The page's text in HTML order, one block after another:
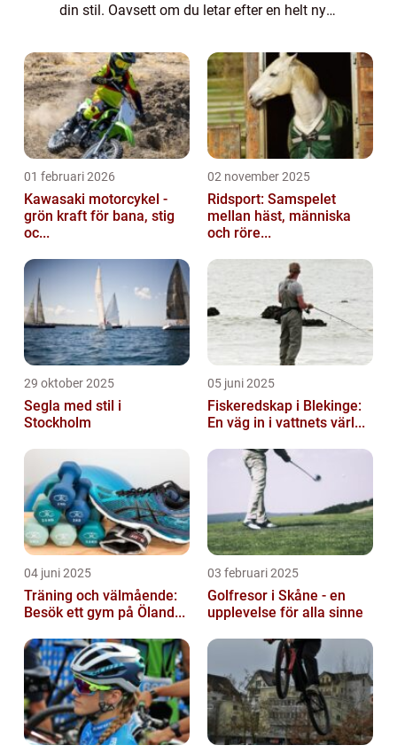
din stil. Oavsett om du letar efter en helt ny
nuvarande tr&aum...
01 februari 2026
Kawasaki motorcykel -
grön kraft för bana, stig
oc...
02 november 2025
Ridsport: Samspelet
mellan häst, människa
och röre...
29 oktober 2025
Segla med stil i
Stockholm
05 juni 2025
Fiskeredskap i Blekinge:
En väg in i vattnets värl...
04 juni 2025
Träning och välmående:
Besök ett gym på Öland...
03 februari 2025
Golfresor i Skåne - en
upplevelse för alla sinne